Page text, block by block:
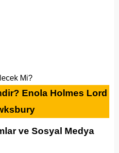
Mi?
Enola Holmes Lord
ve Sosyal Medya